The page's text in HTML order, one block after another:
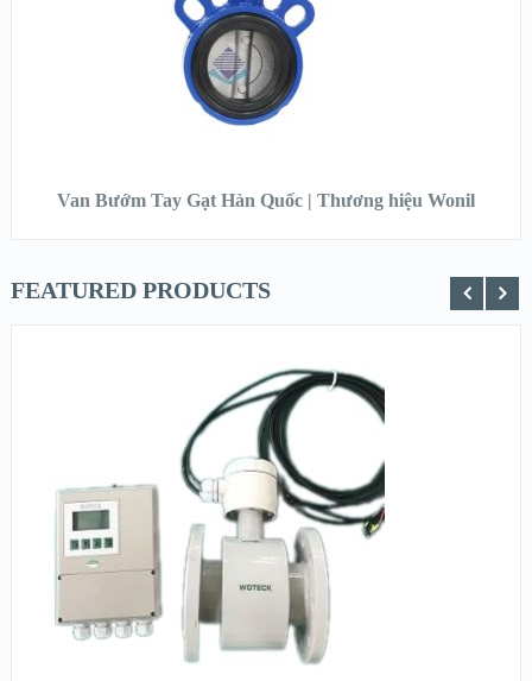
Van Bướm Tay Gạt Hàn Quốc | Thương hiệu Wonil
FEATURED PRODUCTS
XEM NHANH
XEM CHI TIẾT